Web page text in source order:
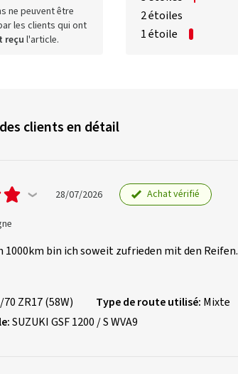
ne peuvent être
les clients qui ont
reçul'article.
2 étoiles
1 étoile
clients en détail
28/07/2026 Achat vérifié
1000km bin ich soweit zufrieden mit den Reifen.
70 ZR17 (58W) Type de route utilisé: Mixte
SUZUKI GSF 1200 / S WVA9